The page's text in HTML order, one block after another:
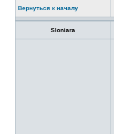
Вернуться к началу
Sloniara